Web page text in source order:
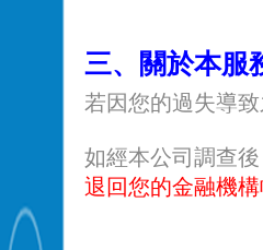
三、關於本服
若因您的過失導
如經本公司調查
退回您的金融機